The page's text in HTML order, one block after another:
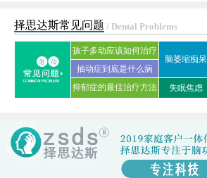
择思达斯常见问题 / Dental Problems
孩子多动应该如何治疗
抽动症到底是什么病
抑郁症的最佳治疗方法
脑萎缩痴呆
失眠焦虑